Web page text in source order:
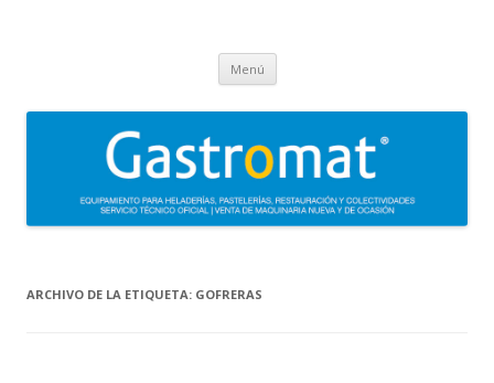
de maquinaria para heladerías, pastelerías, restauración y
Menú Saltar
contenido
ARCHIVO DE LA ETIQUETA: GOFRERAS